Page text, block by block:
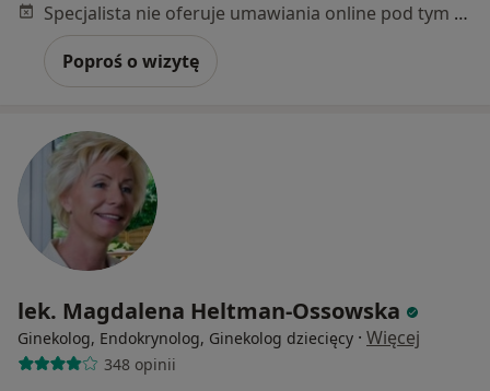
Specjalista nie oferuje umawiania online pod tym adresem.
Poproś o wizytę
lek. Magdalena Heltman-Ossowska
Ginekolog, Endokrynolog, Ginekolog dziecięcy · Więcej
348 opinii